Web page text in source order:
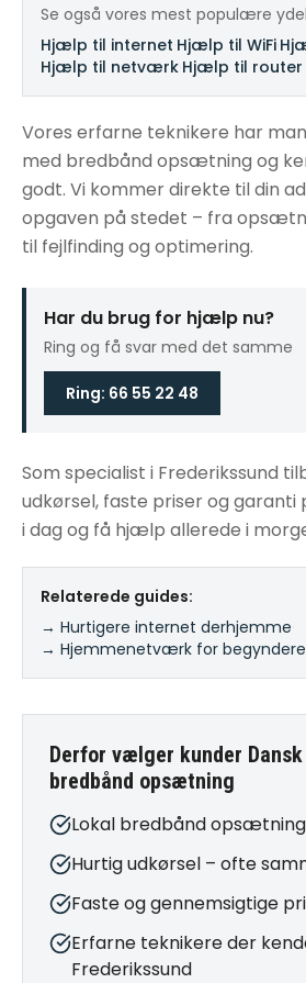
Se også vores mest populære
Hjælp til internet Hjælp til WiFi
Hjælp til netværk Hjælp til router
Vores erfarne teknikere har
med bredbånd opsætning og
godt. Vi kommer direkte til din
opgaven på stedet – fra
til fejlfinding og optimering.
Har du brug for hjælp nu?
Ring og få svar med det samme
Ring: 66 55 22 48
Som specialist i Frederikssund
udkørsel, faste priser og garanti
i dag og få hjælp allerede i
Relaterede guides:
→ Hurtigere internet derhjemme
→ Hjemmenetværk for begyndere
Derfor vælger kunder
bredbånd opsætning
Lokal bredbånd
Hurtig udkørsel – ofte
Faste og gennemsigtige
Erfarne teknikere der
Frederikssund